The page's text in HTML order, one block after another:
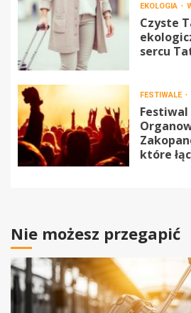
EKOLOGIA
Czyste
sercu
FESTIWALE
które
Nie możesz przegapić